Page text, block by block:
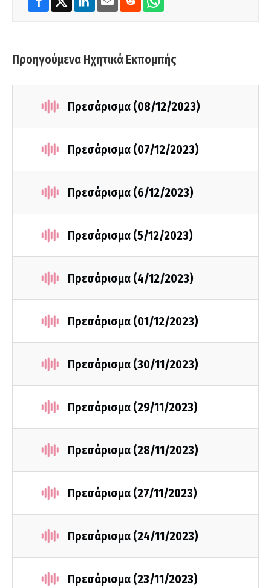
Προηγούμενα Ηχητικά Εκπομπής
Πρεσάρισμα (08/12/2023)
Πρεσάρισμα (07/12/2023)
Πρεσάρισμα (6/12/2023)
Πρεσάρισμα (5/12/2023)
Πρεσάρισμα (4/12/2023)
Πρεσάρισμα (01/12/2023)
Πρεσάρισμα (30/11/2023)
Πρεσάρισμα (29/11/2023)
Πρεσάρισμα (28/11/2023)
Πρεσάρισμα (27/11/2023)
Πρεσάρισμα (24/11/2023)
Πρεσάρισμα (23/11/2023)